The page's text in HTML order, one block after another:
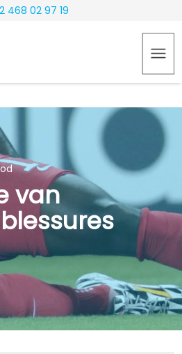
468 02 97 19
van